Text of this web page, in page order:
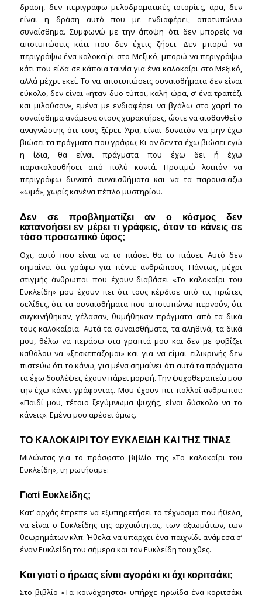
δράση, δεν περιγράφω μελοδραματικές ιστορίες, άρα, δεν
είναι η δράση αυτό που με ενδιαφέρει, αποτυπώνω
συναίσθημα. Συμφωνώ με την άποψη ότι δεν μπορείς να
αποτυπώσεις κάτι που δεν έχεις ζήσει. Δεν μπορώ να
περιγράψω ένα καλοκαίρι στο Μεξικό, μπορώ να περιγράψω
κάτι που είδα σε κάποια ταινία για ένα καλοκαίρι στο Μεξικό,
αλλά μέχρι εκεί. Το να αποτυπώσεις συναισθήματα δεν είναι
εύκολο, δεν είναι «ήταν δυο τύποι, καλή ώρα, σ’ ένα τραπέζι
και μιλούσαν», εμένα με ενδιαφέρει να βγάλω στο χαρτί το
συναίσθημα ανάμεσα στους χαρακτήρες, ώστε να αισθανθεί ο
αναγνώστης ότι τους ξέρει. Άρα, είναι δυνατόν να μην έχω
βιώσει τα πράγματα που γράφω; Κι αν δεν τα έχω βιώσει εγώ
η ίδια, θα είναι πράγματα που έχω δει ή έχω
παρακολουθήσει από πολύ κοντά. Προτιμώ λοιπόν να
περιγράφω δυνατά συναισθήματα και να τα παρουσιάζω
«ωμά», χωρίς κανένα πέπλο μυστηρίου.
Δεν σε προβληματίζει αν ο κόσμος δεν
κατανοήσει εν μέρει τι γράφεις, όταν το κάνεις σε
τόσο προσωπικό ύφος;
Όχι, αυτό που είναι να το πιάσει θα το πιάσει. Αυτό δεν
σημαίνει ότι γράφω για πέντε ανθρώπους. Πάντως, μέχρι
στιγμής άνθρωποι που έχουν διαβάσει «Το καλοκαίρι του
Ευκλείδη» μου έχουν πει ότι τους κέρδισε από τις πρώτες
σελίδες, ότι τα συναισθήματα που αποτυπώνω περνούν, ότι
συγκινήθηκαν, γέλασαν, θυμήθηκαν πράγματα από τα δικά
τους καλοκαίρια. Αυτά τα συναισθήματα, τα αληθινά, τα δικά
μου, θέλω να περάσω στα γραπτά μου και δεν με φοβίζει
καθόλου να «ξεσκεπάζομαι» και για να είμαι ειλικρινής δεν
πιστεύω ότι το κάνω, για μένα σημαίνει ότι αυτά τα πράγματα
τα έχω δουλέψει, έχουν πάρει μορφή. Την ψυχοθεραπεία μου
την έχω κάνει γράφοντας. Μου έχουν πει πολλοί άνθρωποι:
«Παιδί μου, τέτοιο ξεγύμνωμα ψυχής, είναι δύσκολο να το
κάνεις». Εμένα μου αρέσει όμως.
ΤΟ ΚΑΛΟΚΑΙΡΙ ΤΟΥ ΕΥΚΛΕΙΔΗ ΚΑΙ ΤΗΣ ΤΙΝΑΣ
Μιλώντας για το πρόσφατο βιβλίο της «Το καλοκαίρι του
Ευκλείδη», τη ρωτήσαμε:
Γιατί Ευκλείδης;
Κατ’ αρχάς έπρεπε να εξυπηρετήσει το τέχνασμα που ήθελα,
να είναι ο Ευκλείδης της αρχαιότητας, των αξιωμάτων, των
θεωρημάτων κλπ. Ήθελα να υπάρχει ένα παιχνίδι ανάμεσα σ’
έναν Ευκλείδη του σήμερα και τον Ευκλείδη του χθες.
Και γιατί ο ήρωας είναι αγοράκι κι όχι κοριτσάκι;
Στο βιβλίο «Τα κοινόχρηστα» υπήρχε ηρωίδα ένα κοριτσάκι